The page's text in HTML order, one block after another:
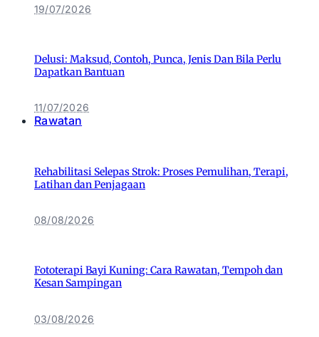
19/07/2026
Delusi: Maksud, Contoh, Punca, Jenis Dan Bila Perlu
Dapatkan Bantuan
11/07/2026
Rawatan
Rehabilitasi Selepas Strok: Proses Pemulihan, Terapi,
Latihan dan Penjagaan
08/08/2026
Fototerapi Bayi Kuning: Cara Rawatan, Tempoh dan
Kesan Sampingan
03/08/2026